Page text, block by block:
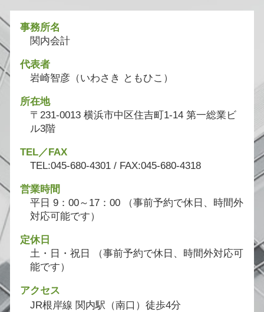
事務所名
関内会計
代表者
岩崎智彦（いわさき ともひこ）
所在地
〒231-0013 横浜市中区住吉町1-14 第一総業ビ
ル3階
TEL／FAX
TEL:045-680-4301 / FAX:045-680-4318
営業時間
平日 9：00～17：00 （事前予約で休日、時間外
対応可能です）
定休日
土・日・祝日 （事前予約で休日、時間外対応可
能です）
アクセス
JR根岸線 関内駅（南口）徒歩4分